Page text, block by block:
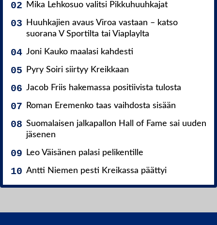
Mika Lehkosuo valitsi Pikkuhuuhkajat
Huuhkajien avaus Viroa vastaan – katso
suorana V Sportilta tai Viaplaylta
Joni Kauko maalasi kahdesti
Pyry Soiri siirtyy Kreikkaan
Jacob Friis hakemassa positiivista tulosta
Roman Eremenko taas vaihdosta sisään
Suomalaisen jalkapallon Hall of Fame sai uuden
jäsenen
Leo Väisänen palasi pelikentille
Antti Niemen pesti Kreikassa päättyi